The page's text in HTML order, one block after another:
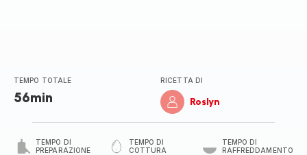
TEMPO TOTALE
56min
RICETTA DI
Roslyn
TEMPO DI
PREPARAZIONE
TEMPO DI
COTTURA
TEMPO DI
RAFFREDDAMENTO